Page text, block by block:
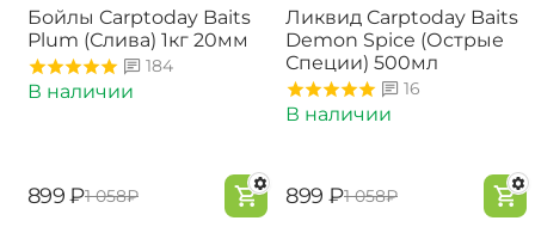
Бойлы Carptoday Baits
Plum (Слива) 1кг 20мм
184
В наличии
‍899‍ ₽‍1 058‍₽
Ликвид Carptoday Baits
Demon Spice (Острые
Специи) 500мл
16
В наличии
‍899‍ ₽‍1 058‍₽